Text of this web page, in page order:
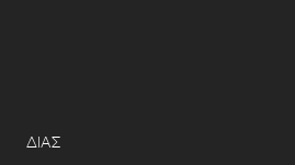
ΔΙΑΣ